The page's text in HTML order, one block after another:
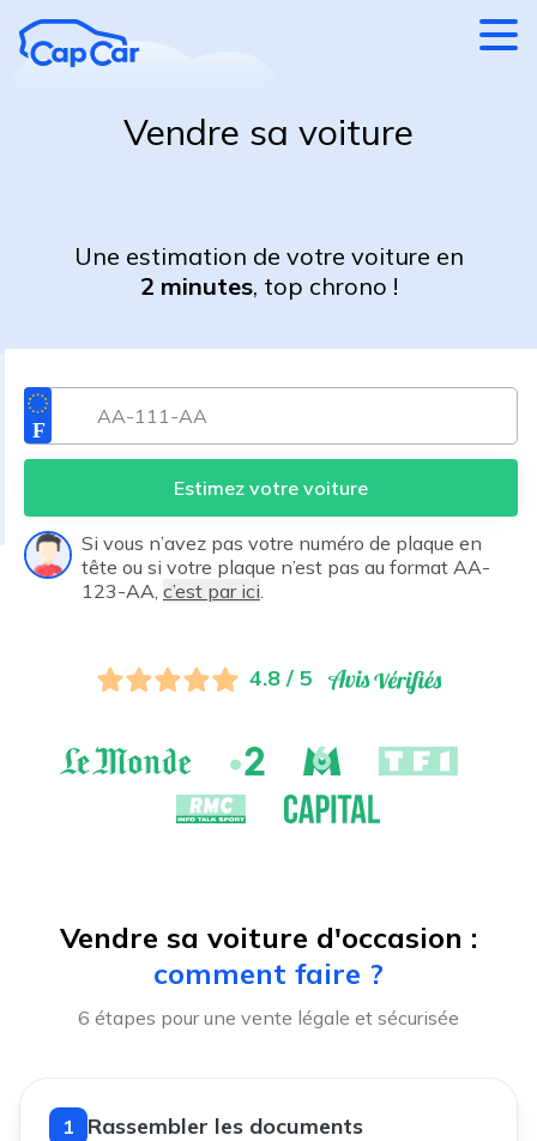
Vendre sa voiture
Une estimation de votre voiture en
2 minutes, top chrono !
Estimez votre voiture
Si vous n’avez pas votre numéro de plaque en
tête ou si votre plaque n’est pas au format AA-
123-AA, c’est par ici
4.8 / 5
Vendre sa voiture d'occasion :
comment faire ?
6 étapes pour une vente légale et sécurisée
1 Rassembler les documents